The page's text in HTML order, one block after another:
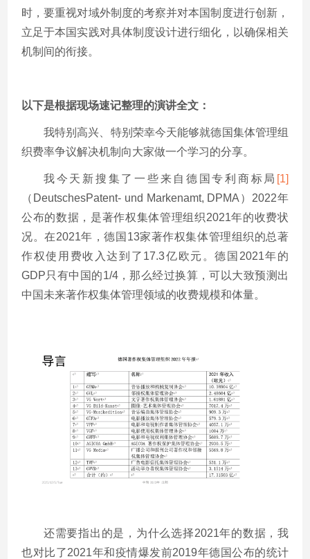
时，要重视对域外制度的考察并对本国制度进行创新，
立足于本国实践对具体制度设计进行细化，以确保相关
机制间的衔接。
以下是根据现场速记整理的演讲全文：
我特别高兴、特别荣幸今天能够就德国集体管理组
织费率争议解决机制向大家做一个学习的分享。
我今天新搜集了一些来自德国专利商标局 [1]
（DeutschesPatent- und Markenamt, DPMA）2022年
公布的数据，是著作权集体管理组织2021年的收费状
况。在2021年，德国13家著作权集体管理组织的总著
作权使用费收入达到了17.3亿欧元。德国2021年的
GDP只有中国的1/4，那么经过换算，可以大致预测出
中国未来著作权集体管理领域的收费规模和体量。
还需要指出的是，为什么选择2021年的数据，我
也对比了2021年和疫情爆发前2019年德国公布的统计